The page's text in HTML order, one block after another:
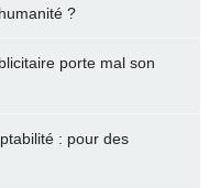
?
porte mal son
: pour des